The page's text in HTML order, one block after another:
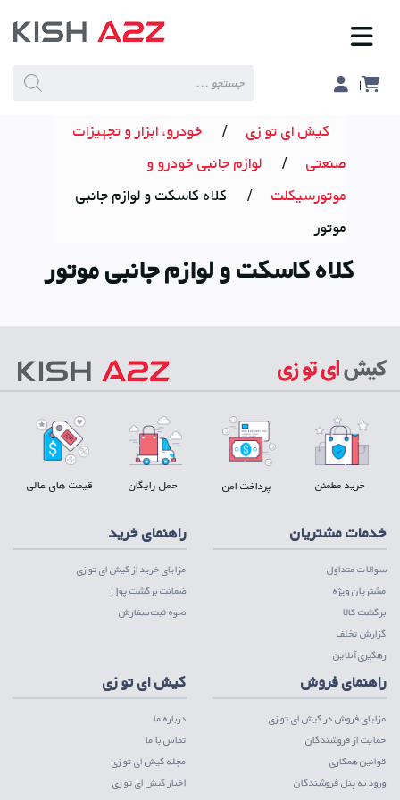
search
کیش ای تو زی /
خودرو، ابزار و تجهیزات
صنعتی
/
لوازم جانبی خودرو و
موتورسیکلت
/
کلاه کاسکت و لوازم جانبی
موتور
کلاه کاسکت و لوازم جانبی موتور
خرید مطمئن پرداخت امن حمل رایگان قیمت های عالی
خدمات مشتریان
سوالات متداول
مشتریان ویژه
برگشت کالا
گزارش تخلف
رهگیری آنلاین
راهنمای خرید
مزایای خرید از کیش ای تو زی
ضمانت برگشت پول
نحوه ثبت سفارش
راهنمای فروش
مزایای فروش در کیش ای تو زی
حمایت از فروشندگان
قوانین همکاری
ورود به پنل فروشندگان
کیش ای تو زی
درباره ما
تماس با ما
مجله کیش ای تو زی
اخبار کیش ای تو زی